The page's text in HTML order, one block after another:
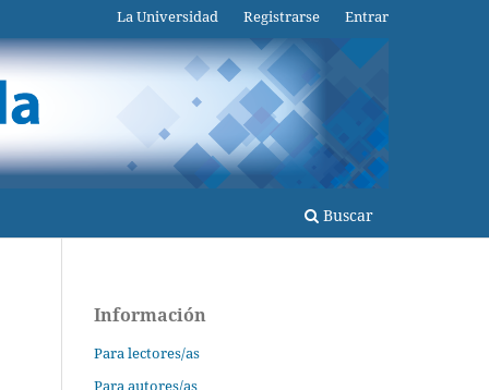
Buscar
La Universidad Registrarse Entrar
Información
Para lectores/as
Para autores/as